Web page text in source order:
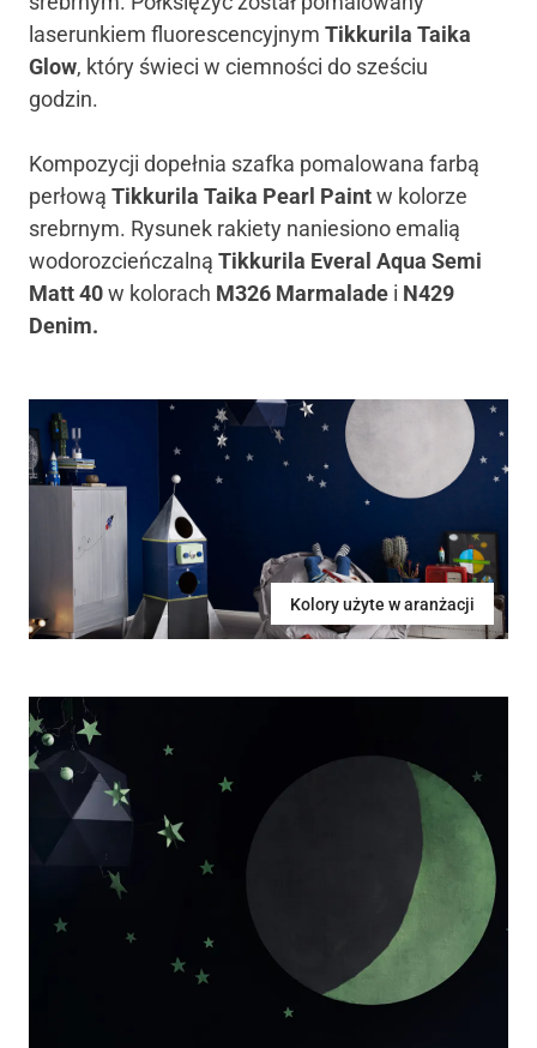
laserunkiem fluorescencyjnym Tikkurila Taika
Glow, który świeci w ciemności do sześciu
godzin.
Kompozycji dopełnia szafka pomalowana farbą
perłową Tikkurila Taika Pearl Paintw kolorze
srebrnym. Rysunek rakiety naniesiono emalią
wodorozcieńczalną Tikkurila Everal Aqua Semi
Matt 40w kolorach M326 Marmalade i N429
Denim.
Kolory użyte w aranżacji